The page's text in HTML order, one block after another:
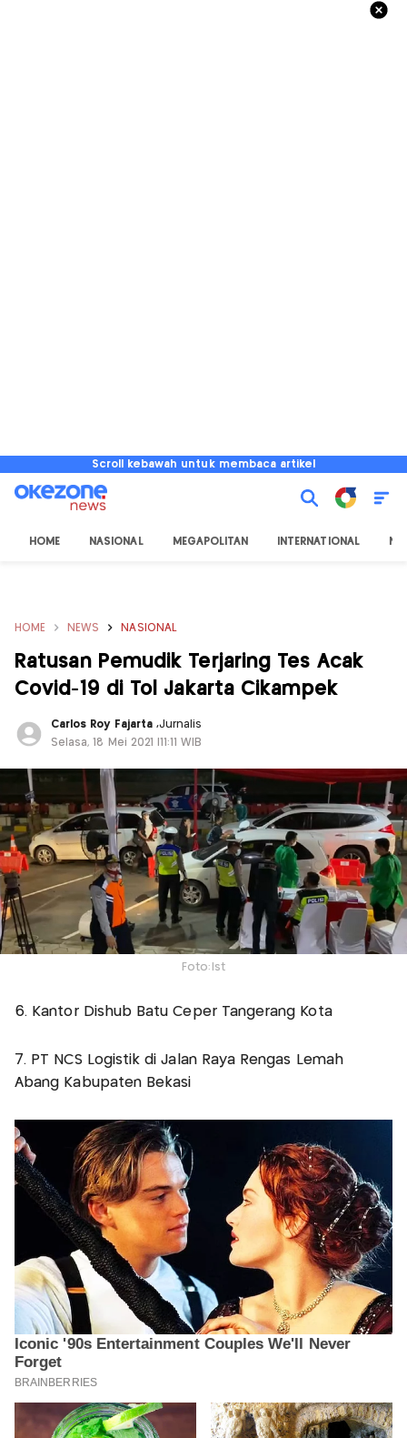
Scroll kebawah untuk membaca artikel
HOME NASIONAL MEGAPOLITAN INTERNATIONAL
HOME NEWS NASIONAL
Ratusan Pemudik Terjaring Tes Acak
Covid-19 di Tol Jakarta Cikampek
Carlos Roy Fajarta ,Jurnalis
Selasa, 18 Mei 2021 |11:11 WIB
Foto:Ist
6. Kantor Dishub Batu Ceper Tangerang Kota
7. PT NCS Logistik di Jalan Raya Rengas Lemah
Abang Kabupaten Bekasi